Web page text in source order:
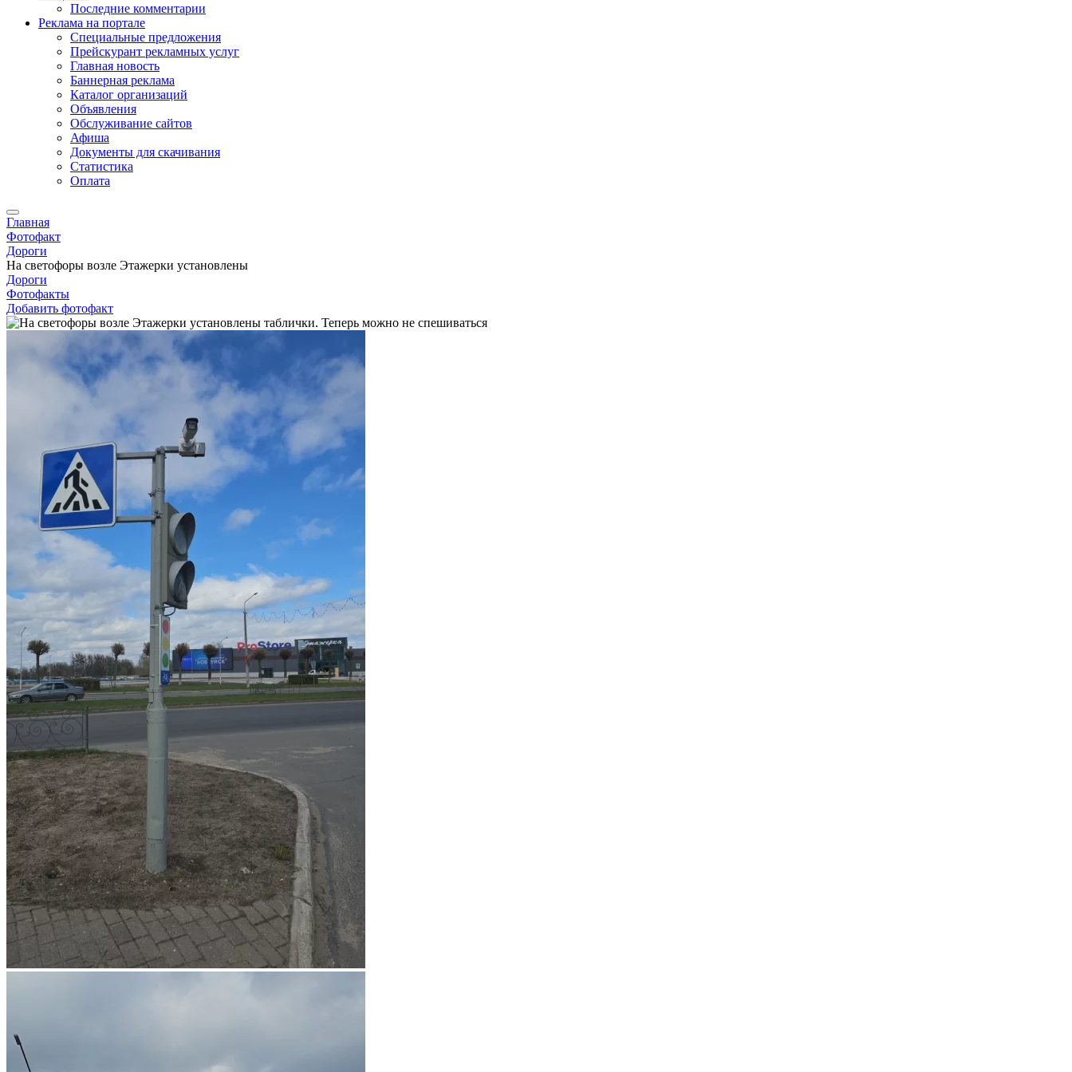
Последние комментарии
Реклама на портале
Специальные предложения
Прейскурант рекламных услуг
Главная новость
Баннерная реклама
Каталог организаций
Объявления
Обслуживание сайтов
Афиша
Документы для скачивания
Статистика
Оплата
Главная
Фотофакт
Дороги
На светофоры возле Этажерки установлены
Дороги
Фотофакты
Добавить фотофакт